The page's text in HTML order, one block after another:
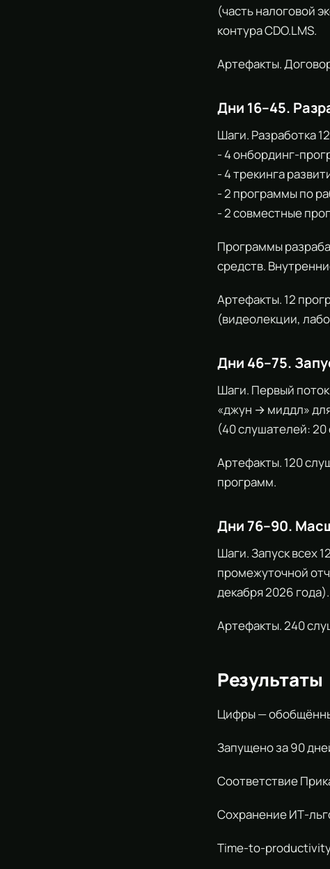
(часть налоговой
контура CDO.LMS.
Артефакты.
Дни 16–45.
Шаги. Разработка
- 4 онбординг-
- 4 трекинга
- 2 программы по
- 2 совместные
Программы
средств.
Артефакты. 12
(видеолекции,
Дни 46–75.
Шаги. Первый
«джун → миддл»
(40 слушателей: 20
Артефакты. 120
программ.
Дни 76–90.
Шаги. Запуск всех
промежуточной
декабря 2026
Артефакты. 240
Результаты
Цифры —
Запущено за 90
Соответствие
Сохранение ИТ-
Time-to-productivity